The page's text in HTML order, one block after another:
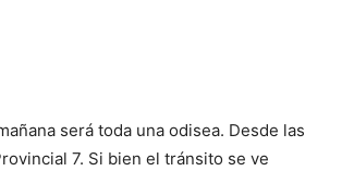
será toda una odisea. Desde las
7. Si bien el tránsito se ve